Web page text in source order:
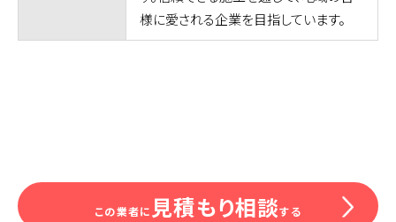
様に愛される企業を目指しています。
この業者に 見積もり相談する